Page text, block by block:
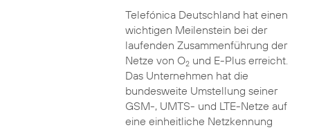
Telefónica Deutschland hat einen
wichtigen Meilenstein bei der
laufenden Zusammenführung der
Netze von O2und E-Plus erreicht.
Das Unternehmen hat die
bundesweite Umstellung seiner
GSM-, UMTS- und LTE-Netze auf
eine einheitliche Netzkennung